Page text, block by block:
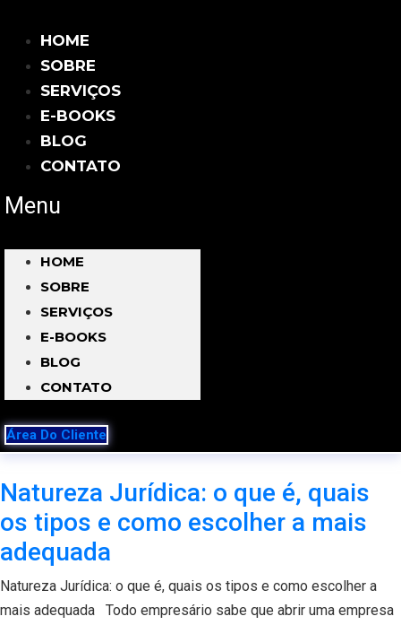
HOME
SOBRE
SERVIÇOS
E-BOOKS
BLOG
CONTATO
Menu
HOME
SOBRE
SERVIÇOS
E-BOOKS
BLOG
CONTATO
Área Do Cliente
Natureza Jurídica: o que é, quais
os tipos e como escolher a mais
adequada
Natureza Jurídica: o que é, quais os tipos e como escolher a
mais adequada Todo empresário sabe que abrir uma empresa